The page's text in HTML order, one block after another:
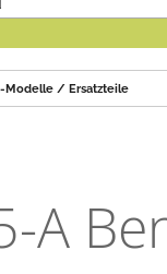
Modelle / Ersatzteile
A